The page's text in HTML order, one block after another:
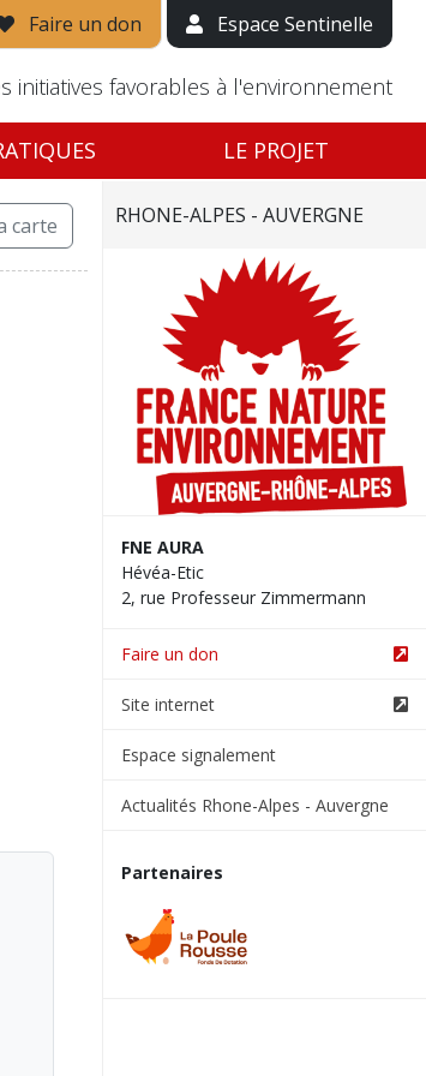
Faire un don Espace Sentinelle
initiatives favorables à l'environnement
LE PROJET
carte RHONE-ALPES - AUVERGNE
FNE AURA
Hévéa-Etic
2, rue Professeur Zimmermann
Faire un don
Site internet
Espace signalement
Actualités Rhone-Alpes - Auvergne
Partenaires